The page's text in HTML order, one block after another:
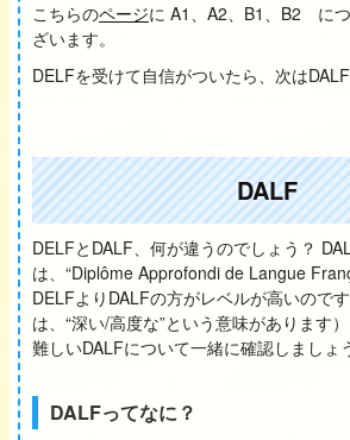
こちらのページに A1、A2、B1、B2 に
ざいます。
DELFを受けて自信がついたら、次は
DALF
DELFとDALF、何が違うのでしょう？
は、“Diplôme Approfondi de Langue
DELFよりDALFの方がレベルが高いので
は、“深い/高度な”という意味があります
難しいDALFについて一緒に確認しましょ
DALFってなに？